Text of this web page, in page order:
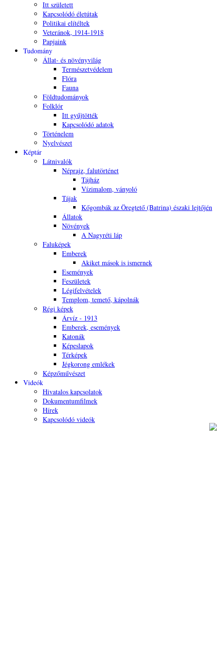
Itt született
Kapcsolódó életútak
Politikai elítéltek
Veteránok, 1914-1918
Papjaink
Tudomány
Állat- és növényvilág
Természetvédelem
Flóra
Fauna
Földtudományok
Folklór
Itt gyűjtötték
Kapcsolódó adatok
Történelem
Nyelvészet
Képtár
Látnivalók
Néprajz, falutörténet
Tájház
Vízimalom, ványoló
Tájak
Kőgombák az Öregtető (Batrina) északi lejtőjén
Állatok
Növények
A Nagyréti láp
Faluképek
Emberek
Akiket mások is ismernek
Események
Feszületek
Légifelvételek
Templom, temető, kápolnák
Régi képek
Árvíz - 1913
Emberek, események
Katonák
Képeslapok
Térképek
Jégkorong emlékek
Képzőművészet
Videók
Hivatalos kapcsolatok
Dokumentumfilmek
Hírek
Kapcsolódó videók